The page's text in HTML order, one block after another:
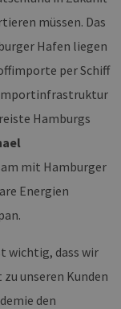
müssen. Das
Hafen liegen
per Schiff
Importinfrastruktur
Hamburgs
mit Hamburger
Energien
wichtig, dass wir
unseren Kunden
den